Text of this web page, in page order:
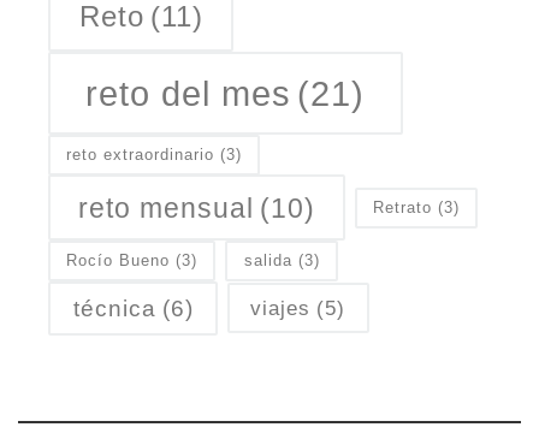
Reto (11)
reto del mes (21)
reto extraordinario (3)
reto mensual (10) Retrato (3)
Rocío Bueno (3) salida (3)
técnica (6) viajes (5)